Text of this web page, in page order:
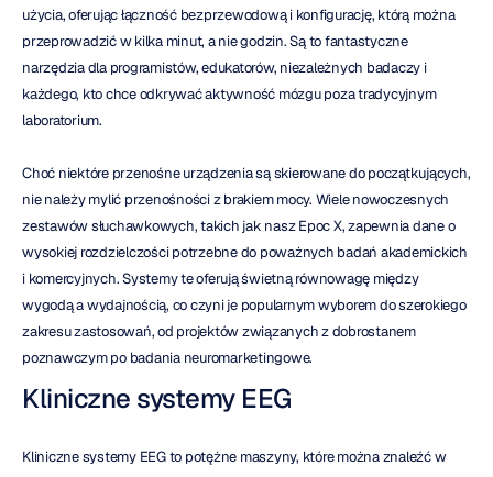
użycia, oferując łączność bezprzewodową i konfigurację, którą można
przeprowadzić w kilka minut, a nie godzin. Są to fantastyczne
narzędzia dla programistów, edukatorów, niezależnych badaczy i
każdego, kto chce odkrywać aktywność mózgu poza tradycyjnym
laboratorium.
Choć niektóre przenośne urządzenia są skierowane do początkujących,
nie należy mylić przenośności z brakiem mocy. Wiele nowoczesnych
zestawów słuchawkowych, takich jak nasz Epoc X, zapewnia dane o
wysokiej rozdzielczości potrzebne do poważnych badań akademickich
i komercyjnych. Systemy te oferują świetną równowagę między
wygodą a wydajnością, co czyni je popularnym wyborem do szerokiego
zakresu zastosowań, od projektów związanych z dobrostanem
poznawczym po badania neuromarketingowe.
Kliniczne systemy EEG
Kliniczne systemy EEG to potężne maszyny, które można znaleźć w